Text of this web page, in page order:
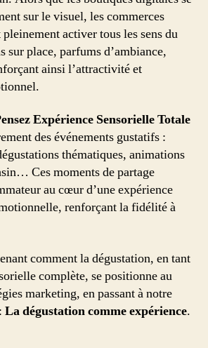
sur le visuel, les commerces
activer tous les sens du
sur place, parfums d’ambiance,
ainsi l’attractivité et
Expérience Sensorielle Totale
des événements gustatifs :
thématiques, animations
Ces moments de partage
au cœur d’une expérience
renforçant la fidélité à
comment la dégustation, en tant
complète, se positionne au
marketing, en passant à notre
La dégustation comme expérience.